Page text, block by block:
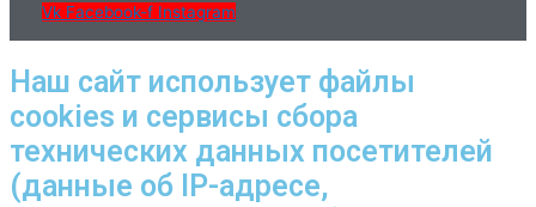
Vk Facebook-f Instagram
Наш сайт использует файлы
cookies и сервисы сбора
технических данных посетителей
(данные об IP-адресе,